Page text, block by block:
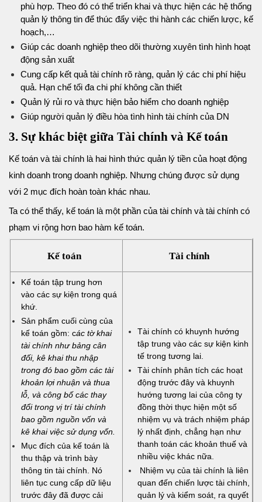
phù hợp. Theo đó có thể triển khai và thực hiện các hệ thống
quản lý thông tin để thúc đẩy việc thi hành các chiến lược, kế
hoạch,…
Giúp các doanh nghiệp theo dõi thường xuyên tình hình hoạt
động sản xuất
Cung cấp kết quả tài chính rõ ràng, quản lý các chi phí hiệu
quả. Hạn chế tối đa chi phí không cần thiết
Quản lý rủi ro và thực hiện bảo hiểm cho doanh nghiệp
Giúp người quản lý điều hòa tình hình tài chính của DN
3. Sự khác biệt giữa Tài chính và Kế toán
Kế toán và tài chính là hai hình thức quản lý tiền của hoạt động
kinh doanh trong doanh nghiệp. Nhưng chúng được sử dụng
với 2 mục đích hoàn toàn khác nhau.
Ta có thể thấy, kế toán là một phần của tài chính và tài chính có
phạm vi rộng hơn bao hàm kế toán.
Kế toán Tài chính
Kế toán tập trung hơn
vào các sự kiện trong quá
khứ.
Sản phẩm cuối cùng của
kế toán gồm: các tờ khai
tài chính như bảng cân
đối, kê khai thu nhập
trong đó bao gồm các tài
khoản lợi nhuận và thua
lỗ, và công bố các thay
đổi trong vị trí tài chính
bao gồm nguồn vốn và
kê khai việc sử dụng vốn.
Mục đích của kế toán là
thu thập và trình bày
thông tin tài chính. Nó
liên tục cung cấp dữ liệu
trước đây đã được cải
Tài chính có khuynh hướng
tập trung vào các sự kiện kinh
tế trong tương lai.
Tài chính phân tích các hoạt
động trước đây và khuynh
hướng tương lai của công ty
đồng thời thực hiện một số
nhiệm vụ và trách nhiệm pháp
lý nhất định, chẳng hạn như
thanh toán các khoản thuế và
nhiều việc khác nữa.
Nhiệm vụ của tài chính là liên
quan đến chiến lược tài chính,
quản lý và kiểm soát, ra quyết